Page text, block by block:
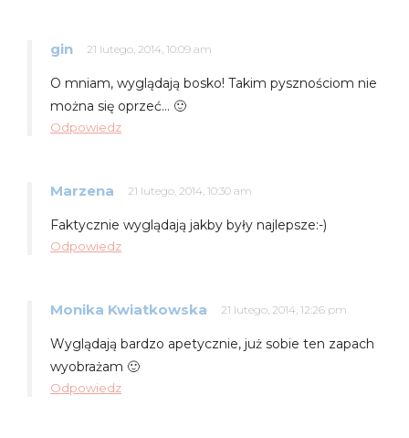
gin 21 lutego, 2014, 10:09 am
O mniam, wyglądają bosko! Takim pysznościom nie
można się oprzeć… 🙂
Odpowiedz
Marzena 21 lutego, 2014, 10:30 am
Faktycznie wyglądają jakby były najlepsze:-)
Odpowiedz
Monika Kwiatkowska 21 lutego, 2014, 12:26 pm
Wyglądają bardzo apetycznie, już sobie ten zapach
wyobrażam 🙂
Odpowiedz